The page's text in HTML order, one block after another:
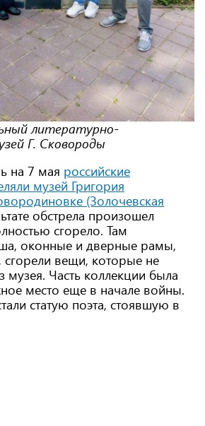
литературно-
Г. Сковороды
на 7 мая российские
музей Григория
(Золочевская
обстрела произошел
сгорело. Там
оконные и дверные рамы,
сгорели вещи, которые не
музея. Часть коллекции была
место еще в начале войны.
статую поэта, стоявшую в